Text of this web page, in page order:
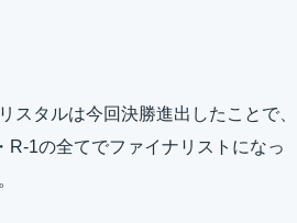
スタルは今回決勝進出したことで、
R-1の全てでファイナリストになっ